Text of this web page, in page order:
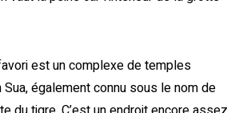
est un complexe de temples
également connu sous le nom de